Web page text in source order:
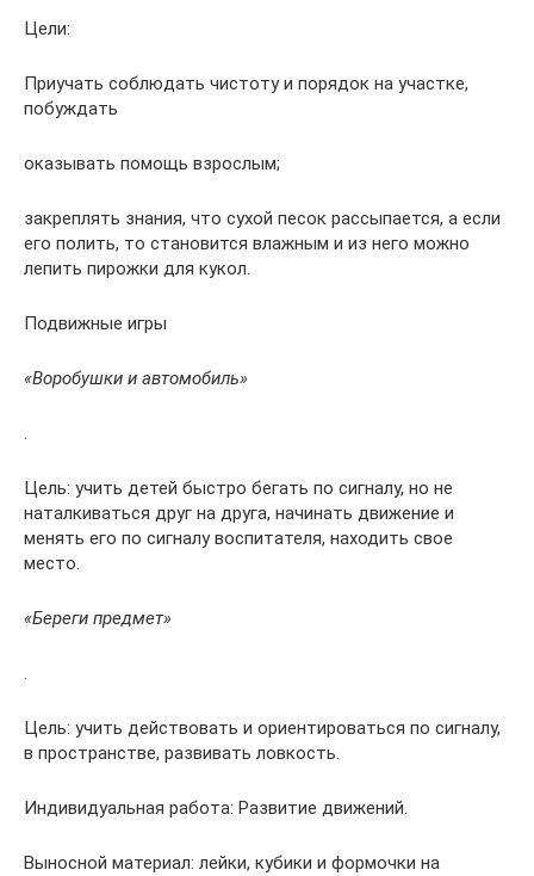
Цели:
Приучать соблюдать чистоту и порядок на участке,
побуждать
оказывать помощь взрослым;
закреплять знания, что сухой песок рассыпается, а если
его полить, то становится влажным и из него можно
лепить пирожки для кукол.
Подвижные игры
«Воробушки и автомобиль»
.
Цель: учить детей быстро бегать по сигналу, но не
наталкиваться друг на друга, начинать движение и
менять его по сигналу воспитателя, находить свое
место.
«Береги предмет»
.
Цель: учить действовать и ориентироваться по сигналу,
в пространстве, развивать ловкость.
Индивидуальная работа: Развитие движений.
Выносной материал: лейки, кубики и формочки на